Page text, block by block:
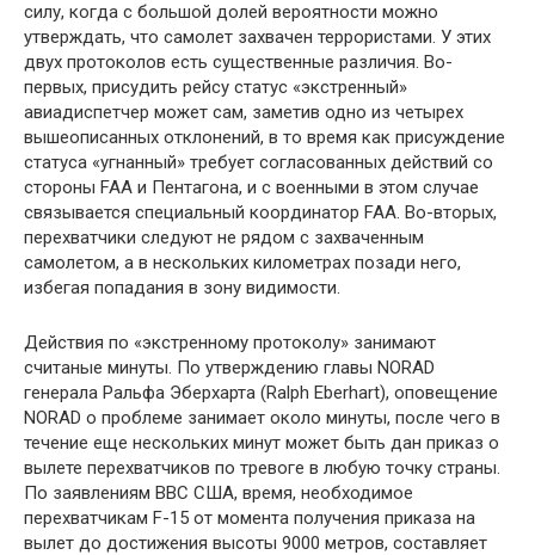
силу, когда с большой долей вероятности можно
утверждать, что самолет захвачен террористами. У этих
двух протоколов есть существенные различия. Во-
первых, присудить рейсу статус «экстренный»
авиадиспетчер может сам, заметив одно из четырех
вышеописанных отклонений, в то время как присуждение
статуса «угнанный» требует согласованных действий со
стороны FAA и Пентагона, и с военными в этом случае
связывается специальный координатор FAA. Во-вторых,
перехватчики следуют не рядом с захваченным
самолетом, а в нескольких километрах позади него,
избегая попадания в зону видимости.
Действия по «экстренному протоколу» занимают
считаные минуты. По утверждению главы NORAD
генерала Ральфа Эберхарта (Ralph Eberhart), оповещение
NORAD о проблеме занимает около минуты, после чего в
течение еще нескольких минут может быть дан приказ о
вылете перехватчиков по тревоге в любую точку страны.
По заявлениям ВВС США, время, необходимое
перехватчикам F-15 от момента получения приказа на
вылет до достижения высоты 9000 метров, составляет